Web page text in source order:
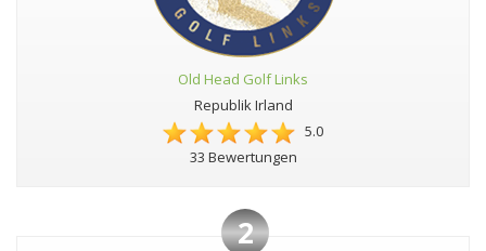
Old Head Golf Links
Republik Irland
5.0
33 Bewertungen
2